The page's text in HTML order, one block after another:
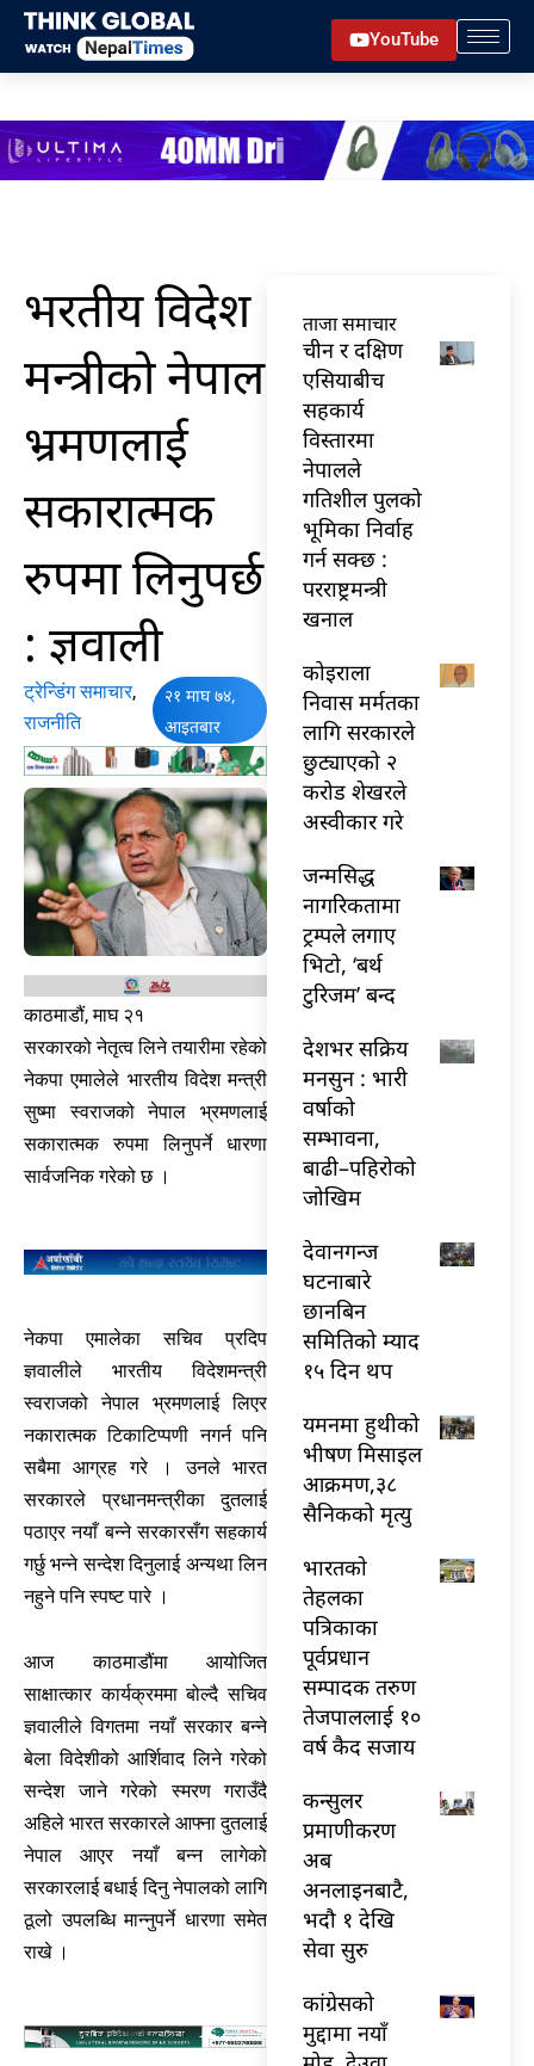
Skip
content
YouTube
भरतीय विदेश
मन्त्रीको नेपाल
भ्रमणलाई
सकारात्मक
रुपमा लिनुपर्छ
: ज्ञवाली
ट्रेन्डिंग समाचार,
राजनीति
२१ माघ ७४,
आइतबार
काठमाडौं, माघ २१
सरकारको नेतृत्व लिने तयारीमा रहेको
नेकपा एमालेले भारतीय विदेश मन्त्री
सुष्मा स्वराजको नेपाल भ्रमणलाई
सकारात्मक रुपमा लिनुपर्ने धारणा
सार्वजनिक गरेको छ ।
नेकपा एमालेका सचिव प्रदिप
ज्ञवालीले भारतीय विदेशमन्त्री
स्वराजको नेपाल भ्रमणलाई लिएर
नकारात्मक टिकाटिप्पणी नगर्न पनि
सबैमा आग्रह गरे । उनले भारत
सरकारले प्रधानमन्त्रीका दुतलाई
पठाएर नयाँ बन्ने सरकारसँग सहकार्य
गर्छु भन्ने सन्देश दिनुलाई अन्यथा लिन
नहुने पनि स्पष्ट पारे ।
आज काठमाडौंमा आयोजित
साक्षात्कार कार्यक्रममा बोल्दै सचिव
ज्ञवालीले विगतमा नयाँ सरकार बन्ने
बेला विदेशीको आर्शिवाद लिने गरेको
सन्देश जाने गरेको स्मरण गराउँदै
अहिले भारत सरकारले आफ्ना दुतलाई
नेपाल आएर नयाँ बन्न लागेको
सरकारलाई बधाई दिनु नेपालको लागि
ठूलो उपलब्धि मान्नुपर्ने धारणा समेत
राखे ।
ताजा समाचार
चीन र दक्षिण
एसियाबीच
सहकार्य
विस्तारमा
नेपालले
गतिशील पुलको
भूमिका निर्वाह
गर्न सक्छ :
परराष्ट्रमन्त्री
खनाल
कोइराला
निवास मर्मतका
लागि सरकारले
छुट्याएको २
करोड शेखरले
अस्वीकार गरे
जन्मसिद्ध
नागरिकतामा
ट्रम्पले लगाए
भिटो, ‘बर्थ
टुरिजम’ बन्द
देशभर सक्रिय
मनसुन : भारी
वर्षाको
सम्भावना,
बाढी–पहिरोको
जोखिम
देवानगन्ज
घटनाबारे
छानबिन
समितिको म्याद
१५ दिन थप
यमनमा हुथीको
भीषण मिसाइल
आक्रमण,३८
सैनिकको मृत्यु
भारतकाे
तेहलका
पत्रिकाका
पूर्वप्रधान
सम्पादक तरुण
तेजपाललाई १०
वर्ष कैद सजाय
कन्सुलर
प्रमाणीकरण
अब
अनलाइनबाटै,
भदौ १ देखि
सेवा सुरु
कांग्रेसको
मुद्दामा नयाँ